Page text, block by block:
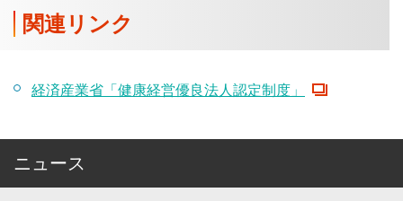
関連リンク
経済産業省「健康経営優良法人認定制度」
ニュース